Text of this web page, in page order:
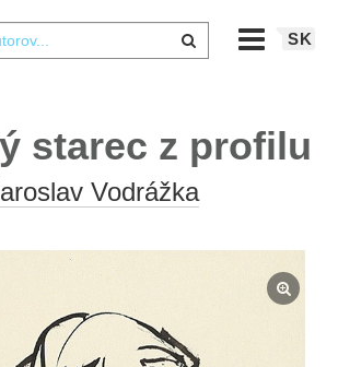
SK
starec z profilu
Vodrážka